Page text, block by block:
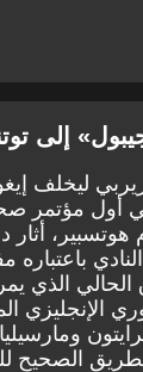
إلى
ليخلف
أول مؤتمر
هوتسبير،
باعتباره
الحالي الذي
الإنجليزي
الصحيح